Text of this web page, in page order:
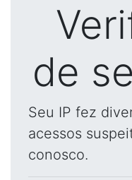
de
Seu IP fez
acessos
conosco.